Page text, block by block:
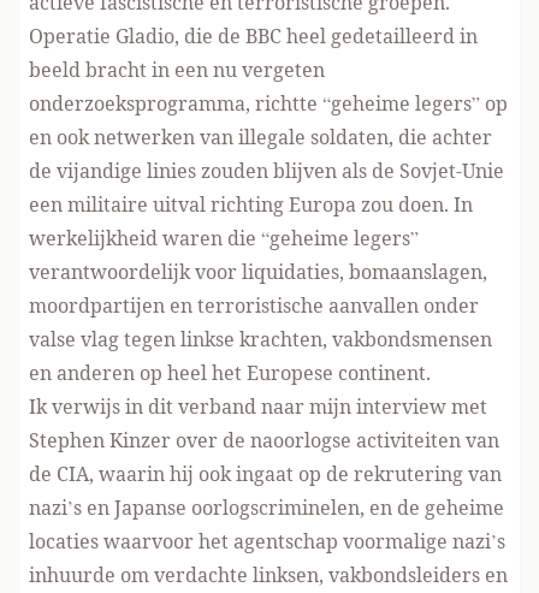
Operatie Gladio, die de BBC heel gedetailleerd in
beeld bracht in een nu vergeten
onderzoeksprogramma, richtte “geheime legers” op
en ook netwerken van illegale soldaten, die achter
de vijandige linies zouden blijven als de Sovjet-Unie
een militaire uitval richting Europa zou doen. In
werkelijkheid waren die “geheime legers”
verantwoordelijk voor liquidaties, bomaanslagen,
moordpartijen en terroristische aanvallen onder
valse vlag tegen linkse krachten, vakbondsmensen
en anderen op heel het Europese continent.
Ik verwijs in dit verband naar mijn interview met
Stephen Kinzer over de naoorlogse activiteiten van
de CIA, waarin hij ook ingaat op de rekrutering van
nazi’s en Japanse oorlogscriminelen, en de geheime
locaties waarvoor het agentschap voormalige nazi’s
inhuurde om verdachte linksen, vakbondsleiders en